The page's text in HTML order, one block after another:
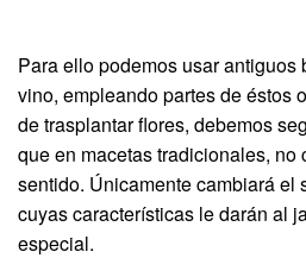
Para ello podemos usar antiguos
vino, empleando partes de éstos
de trasplantar flores, debemos
que en macetas tradicionales, no
sentido. Únicamente cambiará el
cuyas características le darán al
especial.